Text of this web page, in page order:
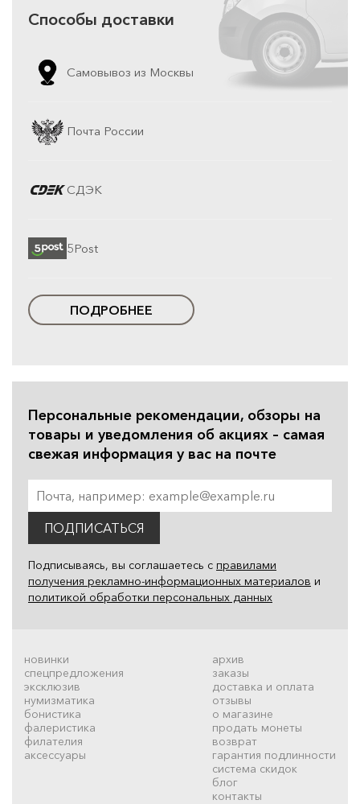
Способы доставки
Самовывоз из Москвы
Почта России
СДЭК
5Post
ПОДРОБНЕЕ
Персональные рекомендации, обзоры на
товары и уведомления об акциях – самая
свежая информация у вас на почте
ПОДПИСАТЬСЯ
Подписываясь, вы соглашаетесь с правилами
получения рекламно-информационных материалов и
политикой обработки персональных данных
новинки
спецпредложения
эксклюзив
нумизматика
бонистика
фалеристика
филателия
аксессуары
архив
заказы
доставка и оплата
отзывы
о магазине
продать монеты
возврат
гарантия подлинности
система скидок
блог
контакты